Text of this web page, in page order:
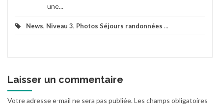
une...
News, Niveau 3, Photos Séjours randonnées ...
Laisser un commentaire
Votre adresse e-mail ne sera pas publiée.Les champs obligatoires